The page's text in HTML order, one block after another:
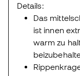
Details:
Das
ist innen
warm zu